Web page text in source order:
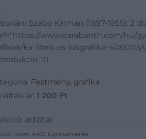
Szabó Kálmán (1897-1955): 2
www.darabanth.com/hu/
Ex-libris-es-kisgrafika~500003/
10
Festmény, grafika
ár: 1 200 Ft
adatai
neve: 440. Gyorsárverés